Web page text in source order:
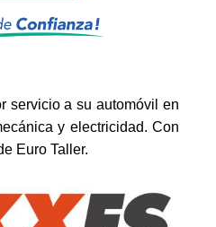
servicio a su automóvil en
y electricidad. Con
Euro Taller.